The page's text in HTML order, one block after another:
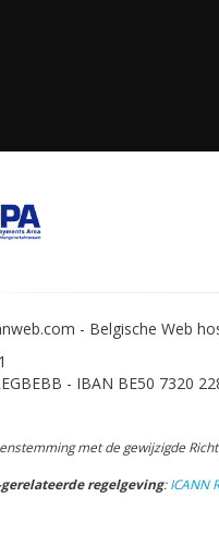
- Belgische Web
- IBAN BE50 7320
met de gewijzigde
regelgeving:ICANN